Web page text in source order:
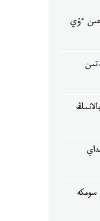
ءۇي
سومكە